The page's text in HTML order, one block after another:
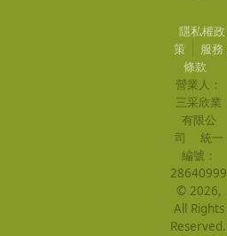
隱私權政
策
服務
條款
營業人：
三采欣業
有限公
司
統一
編號：
28640999
© 2026,
All Rights
Reserved.